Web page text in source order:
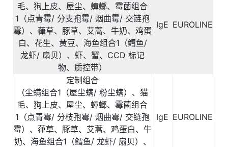
毛、狗上皮、屋尘、蟑螂、霉菌组合
1 （点青霉/ 分支孢霉/ 烟曲霉/ 交链孢
霉）、葎草、豚草、艾蒿、牛奶、鸡蛋
白、花生、黄豆、海鱼组合1 （鳕鱼/
龙虾/ 扇贝）、虾、蟹、 CCD 标记
物、质控带）
IgE EUROLINE
定制组合
（尘螨组合1 （屋尘螨/ 粉尘螨）、猫
毛、狗上皮、屋尘、蟑螂、霉菌组合
1 （点青霉/ 分枝孢霉/ 烟曲霉/ 交链孢
霉）、葎草、豚草、艾蒿、鸡蛋白、牛
奶、海鱼组合1 （鳕鱼/ 龙虾/ 扇贝）、
IgE EUROLINE